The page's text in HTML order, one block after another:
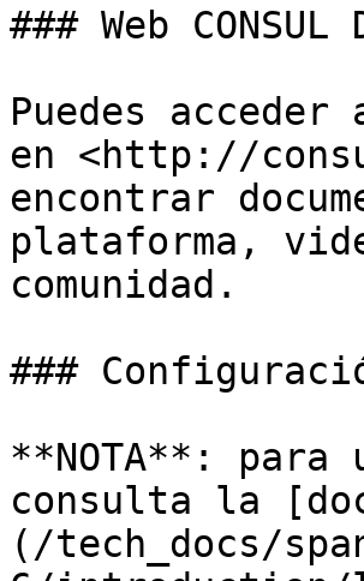
### Web CONSUL
Puedes
en <http://
encontrar
plataforma,
comunidad.
###
**NOTA**:
consulta la
(/tech_docs/